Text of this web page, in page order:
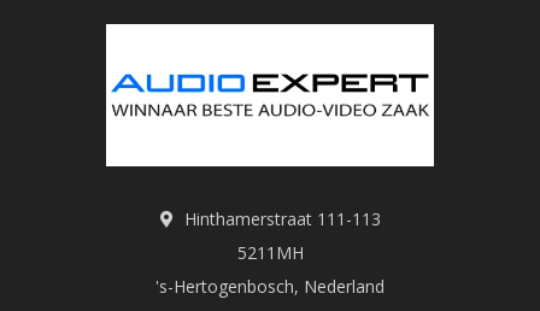
Hinthamerstraat 111-113
5211MH
's-Hertogenbosch, Nederland